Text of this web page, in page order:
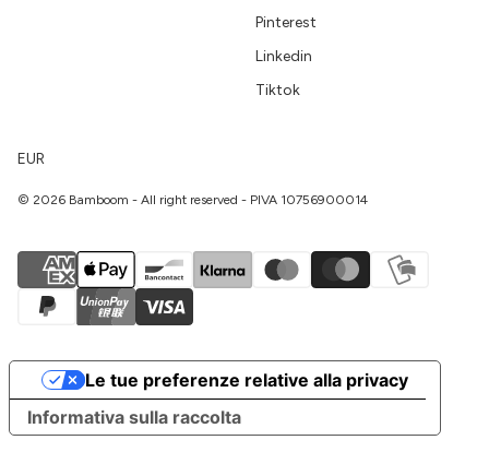
Pinterest
Linkedin
Tiktok
EUR
© 2026 Bamboom - All right reserved - PIVA 10756900014
Informativa sulla raccolta
Le tue preferenze relative alla privacy